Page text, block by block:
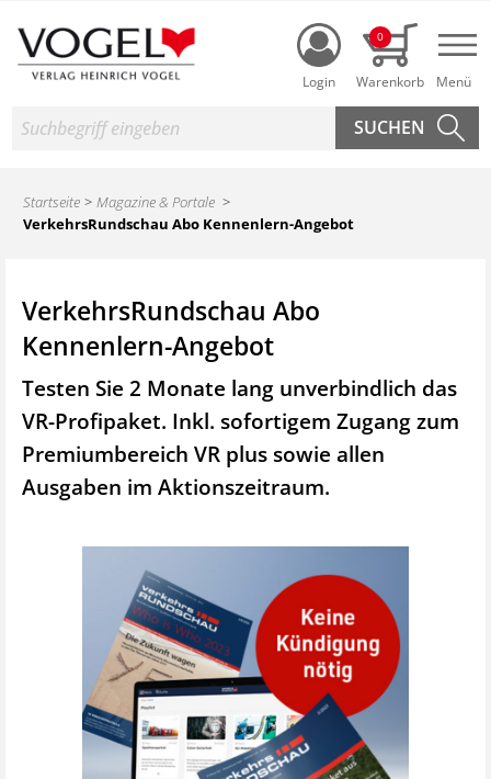
Login
0
Suche
Startseite
Magazine & Portale
VerkehrsRundschau Abo Kennenlern-Angebot
VerkehrsRundschau Abo
Kennenlern-Angebot
Testen Sie 2 Monate lang unverbindlich das
VR-Profipaket. Inkl. sofortigem Zugang zum
Premiumbereich VR plus sowie allen
Ausgaben im Aktionszeitraum.